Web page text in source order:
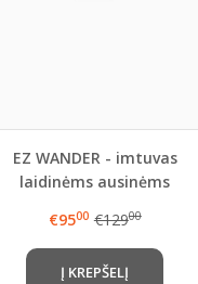
EZ WANDER - imtuvas
laidinėms ausinėms
€9500 €12900
Į KREPŠELĮ